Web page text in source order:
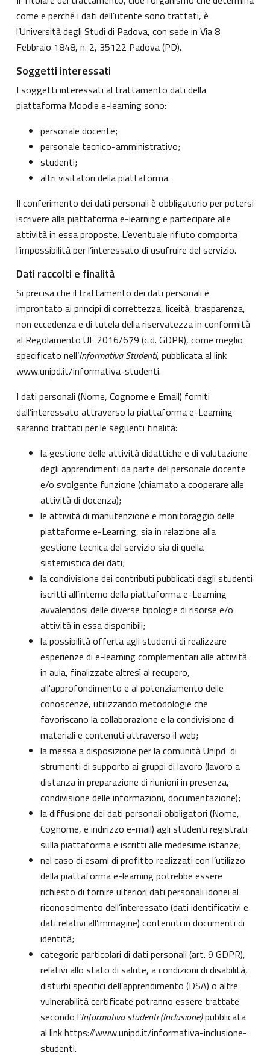
come e perché i dati dell’utente sono trattati, è
l’Università degli Studi di Padova, con sede in Via 8
Febbraio 1848, n. 2, 35122 Padova (PD).
Soggetti interessati
I soggetti interessati al trattamento dati della
piattaforma Moodle e-learning sono:
personale docente;
personale tecnico-amministrativo;
studenti;
altri visitatori della piattaforma.
Il conferimento dei dati personali è obbligatorio per potersi
iscrivere alla piattaforma e-learning e partecipare alle
attività in essa proposte. L’eventuale rifiuto comporta
l’impossibilità per l’interessato di usufruire del servizio.
Dati raccolti e finalità
Si precisa che il trattamento dei dati personali è
improntato ai principi di correttezza, liceità, trasparenza,
non eccedenza e di tutela della riservatezza in conformità
al Regolamento UE 2016/679 (c.d. GDPR), come meglio
specificato nell’Informativa Studenti, pubblicata al link
www.unipd.it/informativa-studenti.
I dati personali (Nome, Cognome e Email) forniti
dall’interessato attraverso la piattaforma e-Learning
saranno trattati per le seguenti finalità:
la gestione delle attività didattiche e di valutazione
degli apprendimenti da parte del personale docente
e/o svolgente funzione (chiamato a cooperare alle
attività di docenza);
le attività di manutenzione e monitoraggio delle
piattaforme e-Learning, sia in relazione alla
gestione tecnica del servizio sia di quella
sistemistica dei dati;
la condivisione dei contributi pubblicati dagli studenti
iscritti all’interno della piattaforma e-Learning
avvalendosi delle diverse tipologie di risorse e/o
attività in essa disponibili;
la possibilità offerta agli studenti di realizzare
esperienze di e-learning complementari alle attività
in aula, finalizzate altresì al recupero,
all'approfondimento e al potenziamento delle
conoscenze, utilizzando metodologie che
favoriscano la collaborazione e la condivisione di
materiali e contenuti attraverso il web;
la messa a disposizione per la comunità Unipd di
strumenti di supporto ai gruppi di lavoro (lavoro a
distanza in preparazione di riunioni in presenza,
condivisione delle informazioni, documentazione);
la diffusione dei dati personali obbligatori (Nome,
Cognome, e indirizzo e-mail) agli studenti registrati
sulla piattaforma e iscritti alle medesime istanze;
nel caso di esami di profitto realizzati con l’utilizzo
della piattaforma e-learning potrebbe essere
richiesto di fornire ulteriori dati personali idonei al
riconoscimento dell’interessato (dati identificativi e
dati relativi all’immagine) contenuti in documenti di
identità;
categorie particolari di dati personali (art. 9 GDPR),
relativi allo stato di salute, a condizioni di disabilità,
disturbi specifici dell’apprendimento (DSA) o altre
vulnerabilità certificate potranno essere trattate
secondo l’Informativa studenti (Inclusione)pubblicata
al linkhttps://www.unipd.it/informativa-inclusione-
studenti.